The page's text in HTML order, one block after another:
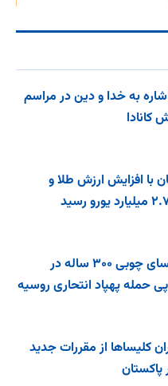
به خدا و دین در مراسم
کانادا
با افزایش ارزش طلا و
تخریب کلیسای چوبی ۳۰۰ ساله در
پی حمله پهپاد انتحاری روسیه
کلیساها از مقررات جدید
پاکستان